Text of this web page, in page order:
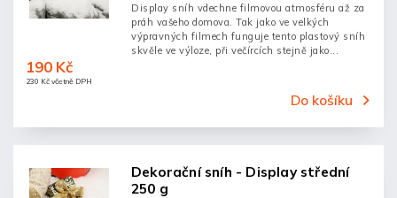
230 Kč včetně DPH
190 Kč
Do košíku
Display sníh vdechne filmovou atmosféru až za
práh vašeho domova. Tak jako ve velkých
výpravných filmech funguje tento plastový sníh
skvěle ve výloze, při večírcích stejně jako...
Dekorační sníh - Display střední
250 g